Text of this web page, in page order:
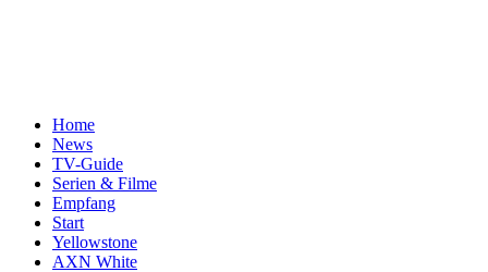
Home
News
TV-Guide
Serien & Filme
Empfang
Start
Yellowstone
AXN White